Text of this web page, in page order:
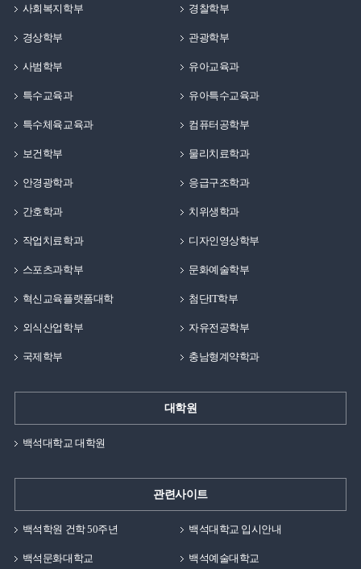
누리시길 강력 추천드립니다. 학생때에 누릴 수 있는
즐거움은 따로 있다고 생각합니다. 그 행복함을 온전히
하였습니다. 그리고 현재 슬하에 3명의 자식을 두고 있기에
백석대학교는 저에게 인생에서 가장 중요한 가정을 이룰
강의를 듯던 중에 제가 앞으로 목표를 두어야할 꿈이
생겼고, 현재는 그 꿈을 향해 계속해서 열심히 나아가고
있습니다. 인생에서 가장 중요하다고 하는 가정과 꿈을
백석대학교에서 가질 수 있었습니다. 이 기회를 빌어 여러
후배님들에게 해주고 싶은 얘기는 보이지 않는 미래의
학교생활에 충실한다면 앞으로의 목표와 비전이 조금씩
뚜렷해질 것이라 생각합니다. 앞서 얘기했던, 기독교수업
해주셨던 얘기가 있습니다. 꿈을 정하기 어려울 때 잘하는
것과 좋아하는 것을 모두 작성하고, 거기에 중첩되는 것을
방법론, 재활운동, 해부학과 관련된 내용들이 좋았었고,
되는 것을 앞으로의 목표로 정하였습니다. 그리고
16년도에 학부를 졸업하고, 석사 2년, 박사 5년을 끝으로
백석대학교에서 전공수업에 강의를 나오고 있습니다. 일찍
결혼하여 가정을 꾸리면서 꿈을 이루기에는 시간적으로나
과정들을 우선적으로 생각했다면 어려웠을 것이지만,
사회복지학부 경찰학부
경상학부 관광학부
사범학부 유아교육과
특수교육과 유아특수교육과
특수체육교육과 컴퓨터공학부
보건학부 물리치료학과
안경광학과 응급구조학과
간호학과 치위생학과
작업치료학과 디자인영상학부
스포츠과학부 문화예술학부
혁신교육플랫폼대학 첨단IT학부
외식산업학부 자유전공학부
국제학부 충남형계약학과
대학원
백석대학교 대학원
관련사이트
백석학원 건학 50주년 백석대학교 입시안내
백석문화대학교 백석예술대학교